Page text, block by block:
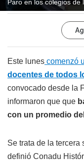
Paro en los colegios de
Este lunes comenzó
docentes de todos
convocado desde la
informaron que que
con un promedio
Se trata de la tercera
definió Conadu